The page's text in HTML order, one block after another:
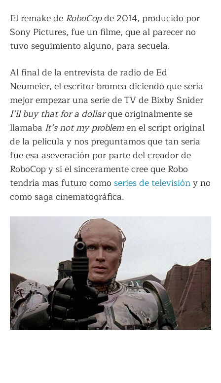
El remake de RoboCopde 2014, producido por
Sony Pictures, fue un filme, que al parecer no
tuvo seguimiento alguno, para secuela.
Al final de la entrevista de radio de Ed
Neumeier, el escritor bromea diciendo que sería
mejor empezar una serie de TV de Bixby Snider
I’ll buy that for a dollarque originalmente se
llamaba It’s not my problemen el script original
de la película y nos preguntamos que tan seria
fue esa aseveración por parte del creador de
RoboCop y si el sinceramente cree que Robo
tendría mas futuro como series de televisióny no
como saga cinematográfica.